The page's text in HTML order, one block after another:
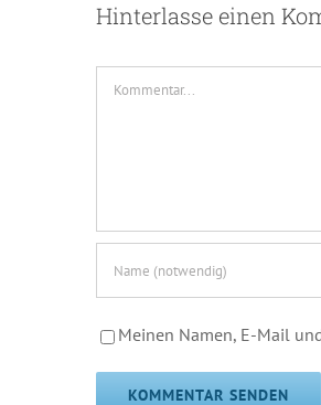
Hinterlasse einen
Kommentar
Meinen Namen, E-Mail